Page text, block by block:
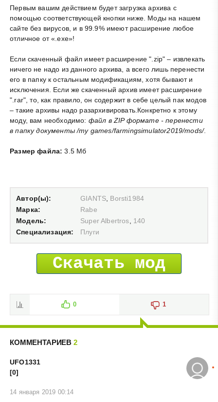
Первым вашим действием будет загрузка архива с
помощью соответствующей кнопки ниже. Моды на нашем
сайте без вирусов, и в 99.9% имеют расширение любое
отличное от «.exe»!
Если скаченный файл имеет расширение ".zip" – извлекать
ничего не надо из данного архива, а всего лишь перенести
его в папку к остальным модификациям, хотя бывают и
исключения. Если же скаченный архив имеет расширение
".rar", то, как правило, он содержит в себе целый пак модов
– такие архивы надо разархивировать.Конкретно к этому
моду, вам необходимо: файл в ZIP формате - перенести
в папку документы /my games/farmingsimulator2019/mods/.
Размер файла: 3.5 Мб
Автор(ы): GIANTS, Borsti1984
Марка:
Rabe
Модель:
Super Albertros, 140
Специализация:
Плуги
Скачать мод
0 1
КОММЕНТАРИЕВ 2
UFO1331
[0]
14 января 2019 00:14